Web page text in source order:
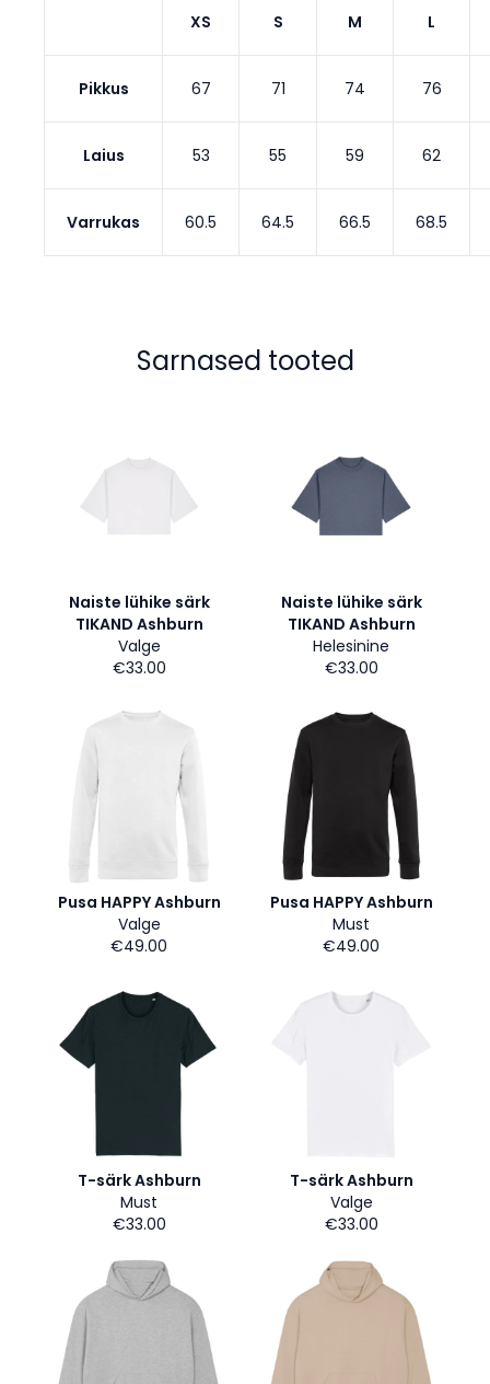
XS S M L
Pikkus 67 71 74 76
Laius 53 55 59 62
Varrukas 60.5 64.5 66.5 68.5
Sarnased tooted
Naiste lühike särk
TIKAND Ashburn
Valge
€33.00
Naiste lühike särk
TIKAND Ashburn
Helesinine
€33.00
Pusa HAPPY Ashburn
Valge
€49.00
Pusa HAPPY Ashburn
Must
€49.00
T-särk Ashburn
Must
€33.00
T-särk Ashburn
Valge
€33.00